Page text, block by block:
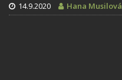
14.9.2020 Hana Musilová